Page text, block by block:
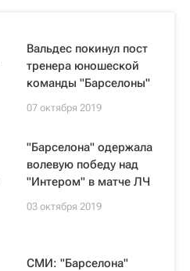
Вальдес покинул пост
тренера юношеской
команды "Барселоны"
07 октября 2019
"Барселона" одержала
волевую победу над
"Интером" в матче ЛЧ
03 октября 2019
СМИ: "Барселона"